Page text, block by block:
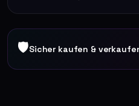
🛡Sicher kaufen &